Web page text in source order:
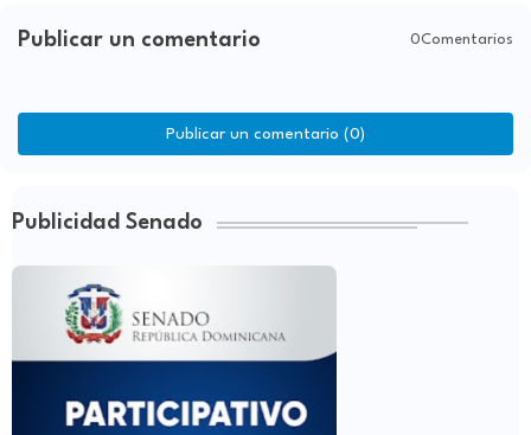
Publicar un comentario 0Comentarios
Publicar un comentario (0)
Publicidad Senado